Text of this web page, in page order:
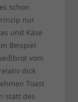
schon
nur
und Käse
Beispiel
vom
dick
Toast
statt des